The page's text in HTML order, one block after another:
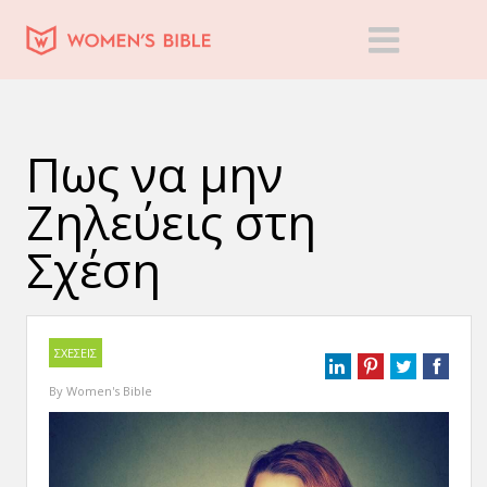
Πως να μην
Ζηλεύεις στη
Σχέση
ΣΧΕΣΕΙΣ
By Women's Bible